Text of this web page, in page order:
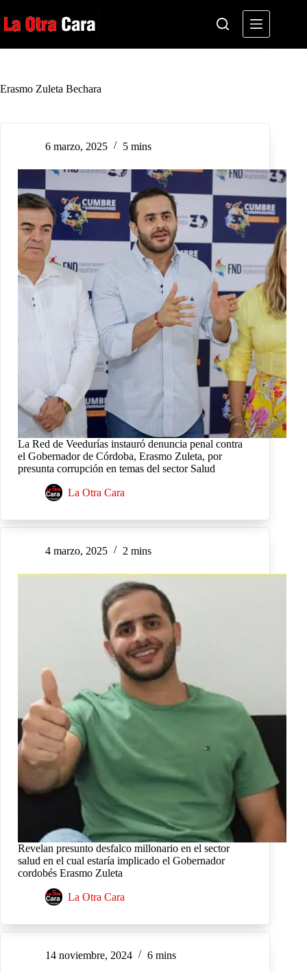
al
contenido
Erasmo Zuleta Bechara
6 marzo, 2025 5 mins
La Red de Veedurías instauró denuncia penal contra
el Gobernador de Córdoba, Erasmo Zuleta, por
presunta corrupción en temas del sector Salud
La Otra Cara
4 marzo, 2025 2 mins
Revelan presunto desfalco millonario en el sector
salud en el cual estaría implicado el Gobernador
cordobés Erasmo Zuleta
La Otra Cara
14 noviembre, 2024 6 mins